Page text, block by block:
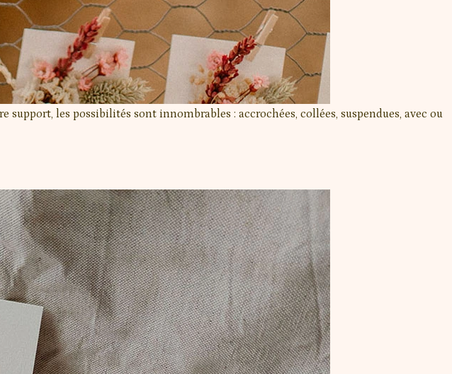
les possibilités sont innombrables : accrochées, collées, suspendues, avec ou